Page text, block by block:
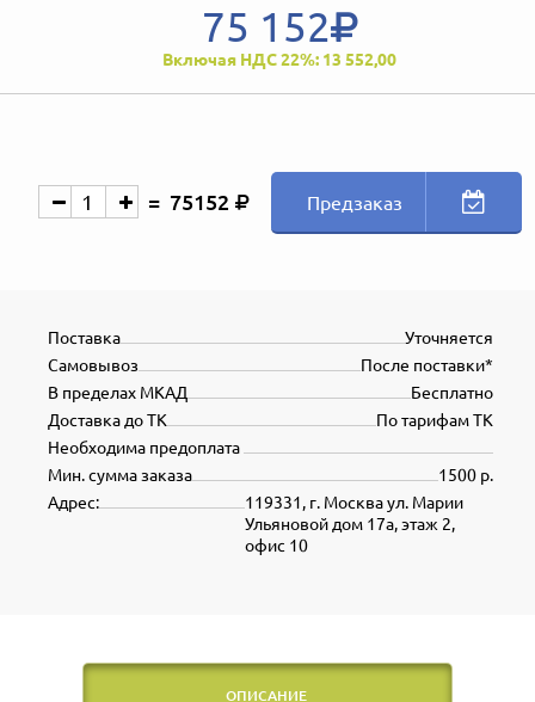
75 152
Включая НДС 22%: 13 552,00
75152 Предзаказ
Уточняется
Поставка
После поставки*
Самовывоз
Бесплатно
В пределах МКАД
По тарифам ТК
Доставка до ТК
Необходима предоплата
1500 р.
Мин. сумма заказа
119331, г. Москва ул. Марии
Ульяновой дом 17а, этаж 2,
офис 10
Адрес:
ОПИСАНИЕ